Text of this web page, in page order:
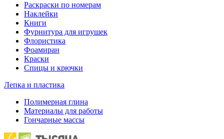
Раскраски по номерам
Наклейки
Книги
Фурнитура для игрушек
Флористика
Фоамиран
Краски
Спицы и крючки
Лепка и пластика
Полимерная глина
Материалы для работы
Гончарные массы